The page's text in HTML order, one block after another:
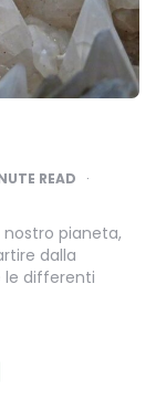
READ
pianeta,
dalla
le differenti